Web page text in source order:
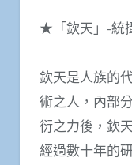
★「欽天」-統
欽天是人族的
術之人，內部
衍之力後，欽
經過數十年的